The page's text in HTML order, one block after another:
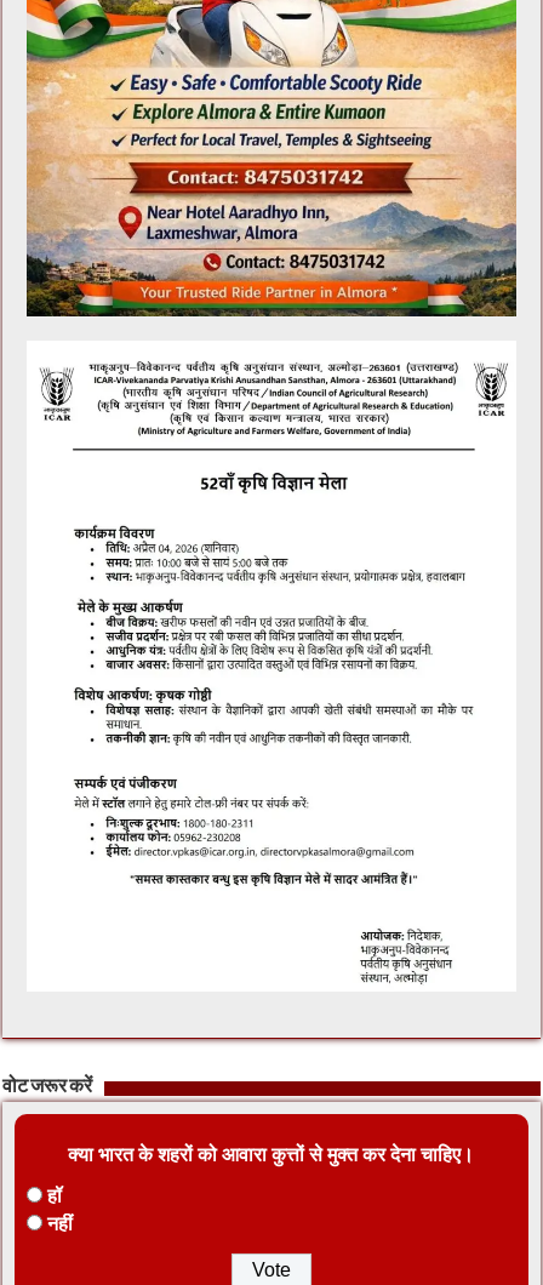
वोट जरूर करें
क्या भारत के शहरों को आवारा कुत्तों से मुक्त कर देना चाहिए।
हॉ
नहीं